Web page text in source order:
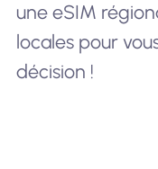
une eSIM
locales pour
décision !